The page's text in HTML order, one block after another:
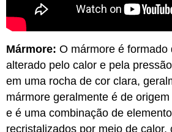
Mármore: O mármore é
alterado pelo calor e pela
em uma rocha de cor clara,
mármore geralmente é de
e é uma combinação de
recristalizados por meio de calor,